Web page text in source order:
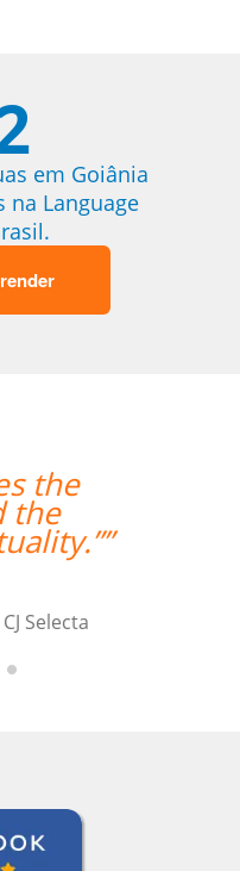
em Goiânia
na Language
esta
e
da
em Jundiaí